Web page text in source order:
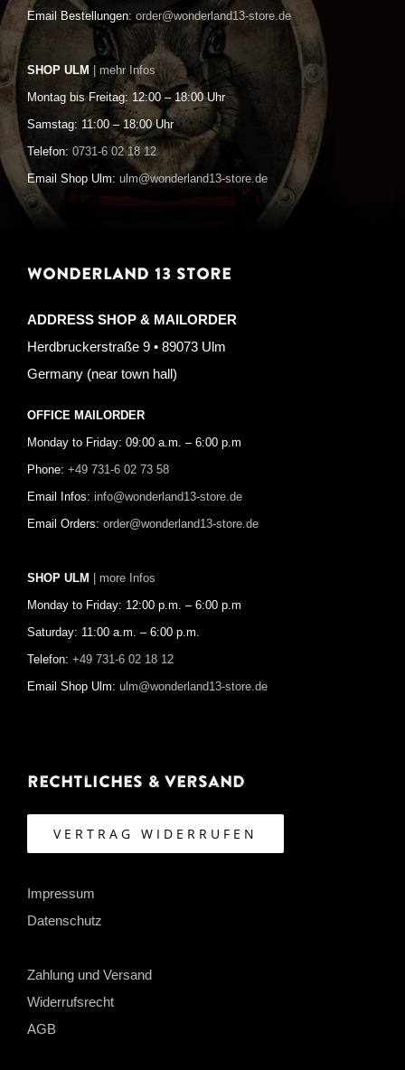
Email Bestellungen: order@wonderland13-store.de
SHOP ULM | mehr Infos
Montag bis Freitag: 12:00 – 18:00 Uhr
Samstag: 11:00 – 18:00 Uhr
Telefon: 0731-6 02 18 12
Email Shop Ulm: ulm@wonderland13-store.de
WONDERLAND 13 STORE
ADDRESS SHOP & MAILORDER
Herdbruckerstraße 9 • 89073 Ulm
Germany (near town hall)
OFFICE MAILORDER
Monday to Friday: 09:00 a.m. – 6:00 p.m
Phone: +49 731-6 02 73 58
Email Infos: info@wonderland13-store.de
Email Orders: order@wonderland13-store.de
SHOP ULM | more Infos
Monday to Friday: 12:00 p.m. – 6:00 p.m
Saturday: 11:00 a.m. – 6:00 p.m.
Telefon: +49 731-6 02 18 12
Email Shop Ulm: ulm@wonderland13-store.de
Rechtliches & Versand
VERTRAG WIDERRUFEN
Impressum
Datenschutz
Zahlung und Versand
Widerrufsrecht
AGB